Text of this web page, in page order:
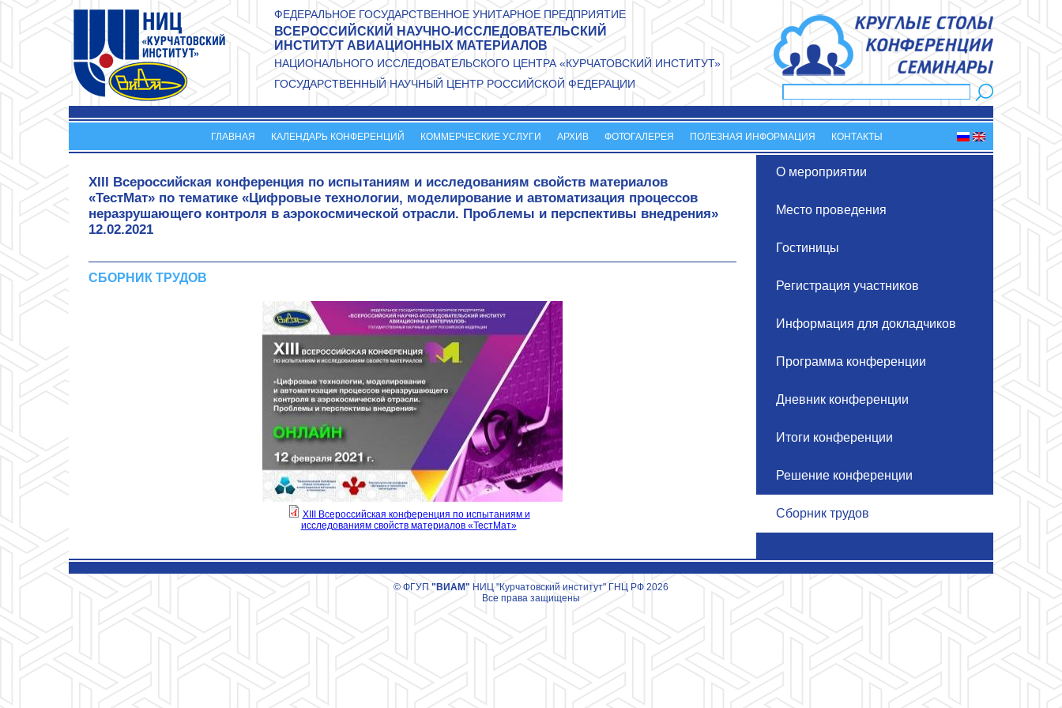
Перейти к основному содержанию
ФЕДЕРАЛЬНОЕ ГОСУДАРСТВЕННОЕ УНИТАРНОЕ ПРЕДПРИЯТИЕ
ВСЕРОССИЙСКИЙ НАУЧНО-ИССЛЕДОВАТЕЛЬСКИЙ
ИНСТИТУТ АВИАЦИОННЫХ МАТЕРИАЛОВ
НАЦИОНАЛЬНОГО ИССЛЕДОВАТЕЛЬСКОГО ЦЕНТРА «КУРЧАТОВСКИЙ ИНСТИТУТ»
ГОСУДАРСТВЕННЫЙ НАУЧНЫЙ ЦЕНТР РОССИЙСКОЙ ФЕДЕРАЦИИ
Форма поиска
ГЛАВНАЯ КАЛЕНДАРЬ КОНФЕРЕНЦИЙ КОММЕРЧЕСКИЕ УСЛУГИ АРХИВ ФОТОГАЛЕРЕЯ ПОЛЕЗНАЯ ИНФОРМАЦИЯ КОНТАКТЫ
О мероприятии
Место проведения
Гостиницы
Регистрация участников
Информация для докладчиков
Программа конференции
Дневник конференции
Итоги конференции
Решение конференции
Сборник трудов
XIII Всероссийская конференция по испытаниям и исследованиям свойств материалов
«ТестМат» по тематике «Цифровые технологии, моделирование и автоматизация процессов
неразрушающего контроля в аэрокосмической отрасли. Проблемы и перспективы внедрения»
12.02.2021
СБОРНИК ТРУДОВ
XIII Всероссийская конференция по испытаниям и
исследованиям свойств материалов «ТестМат»
© ФГУП "ВИАМ" НИЦ "Курчатовский институт" ГНЦ РФ 2026
Все права защищены